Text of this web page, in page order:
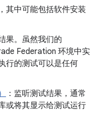
其中可能包括软件安装
果。虽然我们的
Federation 环境中实
行的测试可以是任何
：监听测试结果，通常
或将其显示给测试运行